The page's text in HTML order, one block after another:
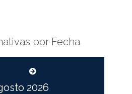
por Fecha
2026